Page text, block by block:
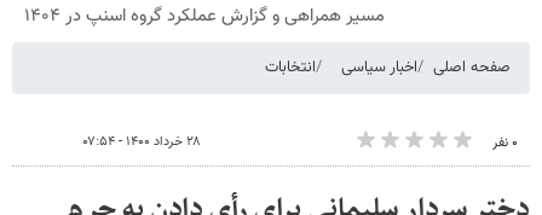
مسیر همراهی و گزارش عملکرد گروه اسنپ در ۱۴۰۴
صفحه اصلی اخبار سیاسی انتخابات
۰ نفر ۲۸ خرداد ۱۴۰۰ - ۰۷:۵۴